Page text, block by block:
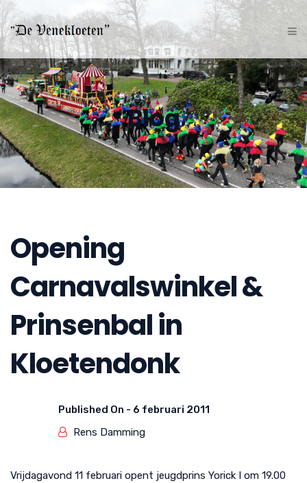
Blog
Opening
Carnavalswinkel &
Prinsenbal in
Kloetendonk
Published On - 6 februari 2011
Rens Damming
Vrijdagavond 11 februari opent jeugdprins Yorick I om 19.00